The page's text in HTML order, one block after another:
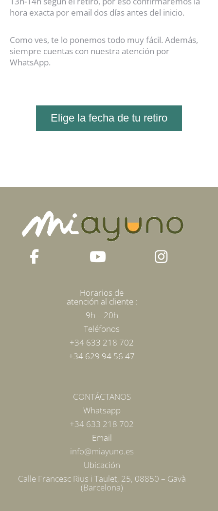
hora exacta por email dos días antes del inicio.
Como ves, te lo ponemos todo muy fácil. Además,
siempre cuentas con nuestra atención por
WhatsApp.
Elige la fecha de tu retiro
Horarios de
atención al cliente :
9h – 20h
Teléfonos
+34 633 218 702
+34 629 94 56 47
CONTÁCTANOS
Whatsapp
+34 633 218 702
Email
info@miayuno.es
Ubicación
Calle Francesc Rius i Taulet, 25, 08850 – Gavà
(Barcelona)